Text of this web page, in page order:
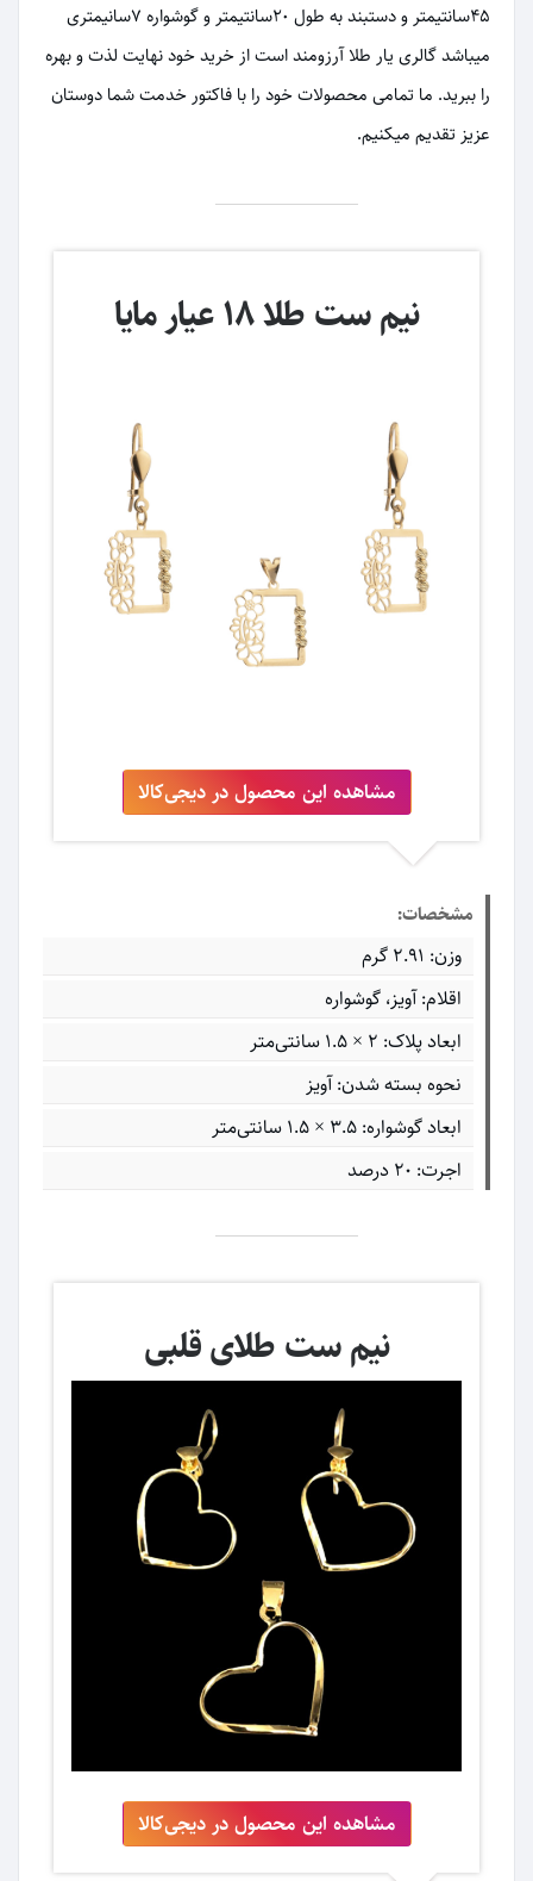
۴۵سانتیمتر و دستبند به طول ۲۰سانتیمتر و گوشواره ۷سانیمتری
میباشد گالری یار طلا آرزومند است از خرید خود نهایت لذت و بهره
را ببرید. ما تمامی محصولات خود را با فاکتور خدمت شما دوستان
عزیز تقدیم میکنیم.
نیم ست طلا 18 عیار مایا
مشاهده این محصول در دیجی‌کالا
مشخصات:
وزن: 2.91 گرم
اقلام: آویز، گوشواره
ابعاد پلاک: ۲ × ۱.۵ سانتی‌متر
نحوه بسته شدن: آویز
ابعاد گوشواره: ۳.۵ × ۱.۵ سانتی‌متر
اجرت: 20 درصد
نیم ست طلای قلبی
مشاهده این محصول در دیجی‌کالا